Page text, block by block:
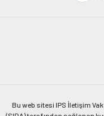
Bu web sitesi IPS İletişim